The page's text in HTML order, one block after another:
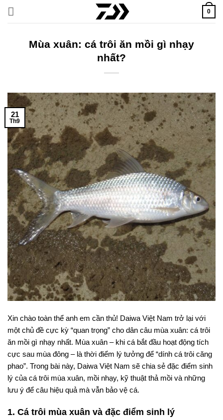
qua
0
Mùa xuân: cá trôi ăn mồi gì nhạy
nhất?
21
Th9
Xin chào toàn thể anh em cần thủ! Daiwa Việt Nam trở lại với
một chủ đề cực kỳ “quan trọng” cho dân câu mùa xuân: cá trôi
ăn mồi gì nhạy nhất. Mùa xuân – khi cá bắt đầu hoạt động tích
cực sau mùa đông – là thời điểm lý tưởng để “dính cá trôi căng
phao”. Trong bài này, Daiwa Việt Nam sẽ chia sẻ đặc điểm sinh
lý của cá trôi mùa xuân, mồi nhạy, kỹ thuật thả mồi và những
lưu ý để câu hiệu quả mà vẫn bảo vệ cá.
1. Cá trôi mùa xuân và đặc điểm sinh lý